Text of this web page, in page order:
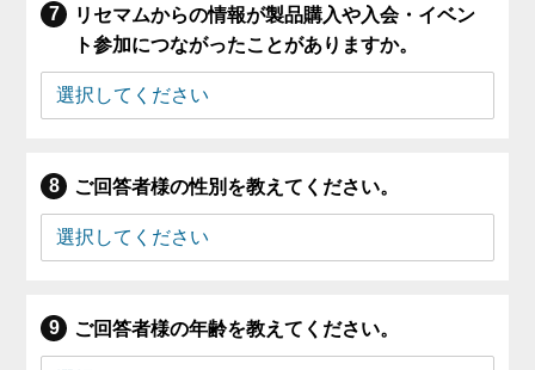
リセマムからの情報が製品購入や入会・イベン
ト参加につながったことがありますか。
ご回答者様の性別を教えてください。
ご回答者様の年齢を教えてください。